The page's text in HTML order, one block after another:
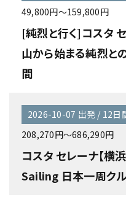
49,800円～159,800円
[純烈と行く]コスタ
山から始まる純烈と
間
2026-10-07 出発 / 12日
208,270円～686,290円
コスタ セレーナ【横
Sailing 日本一周ク